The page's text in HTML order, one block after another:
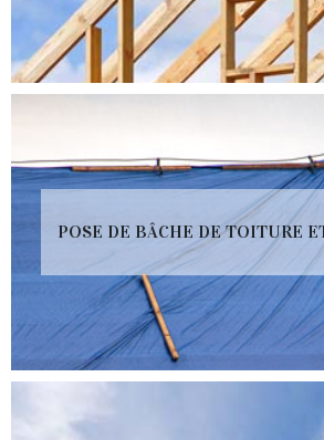
POSE DE BÂCHE DE TOITURE